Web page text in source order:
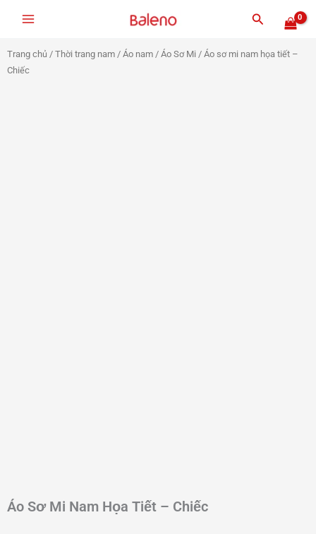
dung
Tìm
Trang chủ / Thời trang nam / Áo nam / Áo Sơ Mi / Áo sơ mi nam họa tiết –
Chiếc
Áo Sơ Mi Nam Họa Tiết – Chiếc